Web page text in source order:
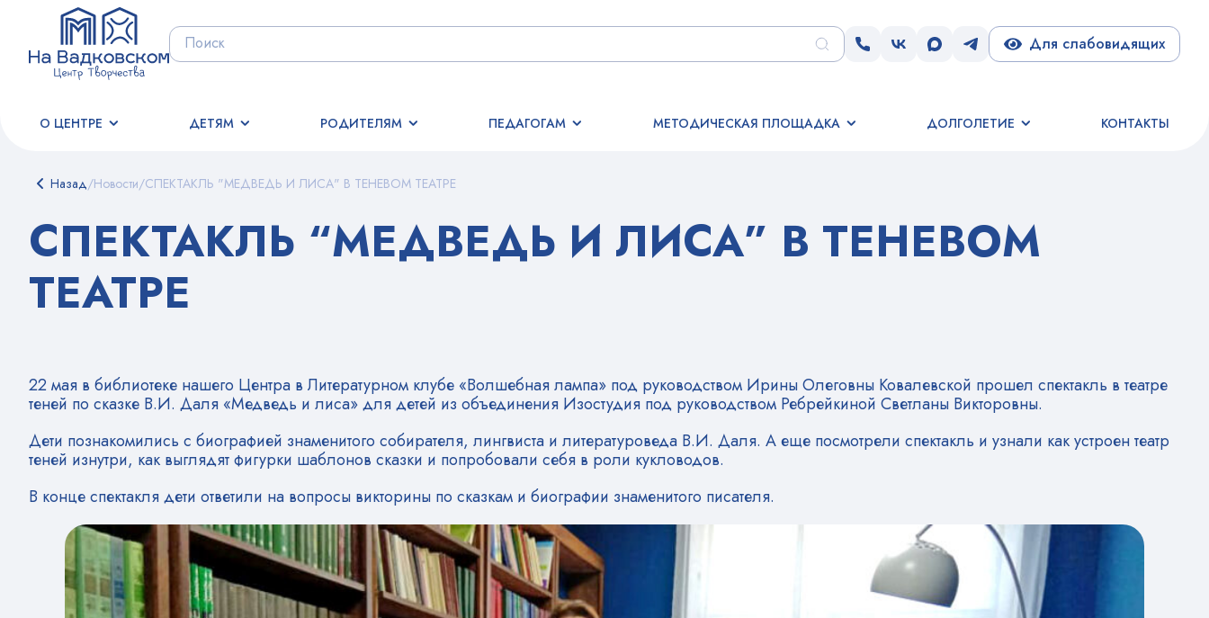
Для слабовидящих
О ЦЕНТРЕ ДЕТЯМ РОДИТЕЛЯМ ПЕДАГОГАМ МЕТОДИЧЕСКАЯ ПЛОЩАДКА ДОЛГОЛЕТИЕ КОНТАКТЫ
Назад/Новости/СПЕКТАКЛЬ "МЕДВЕДЬ И ЛИСА" В ТЕНЕВОМ ТЕАТРЕ
СПЕКТАКЛЬ “МЕДВЕДЬ И ЛИСА” В ТЕНЕВОМ
ТЕАТРЕ
22 мая в библиотеке нашего Центра в Литературном клубе «Волшебная лампа» под руководством Ирины Олеговны Ковалевской прошел спектакль в театре
теней по сказке В.И. Даля «Медведь и лиса» для детей из объединения Изостудия под руководством Ребрейкиной Светланы Викторовны.
Дети познакомились с биографией знаменитого собирателя, лингвиста и литературоведа В.И. Даля. А еще посмотрели спектакль и узнали как устроен театр
теней изнутри, как выглядят фигурки шаблонов сказки и попробовали себя в роли кукловодов.
В конце спектакля дети ответили на вопросы викторины по сказкам и биографии знаменитого писателя.